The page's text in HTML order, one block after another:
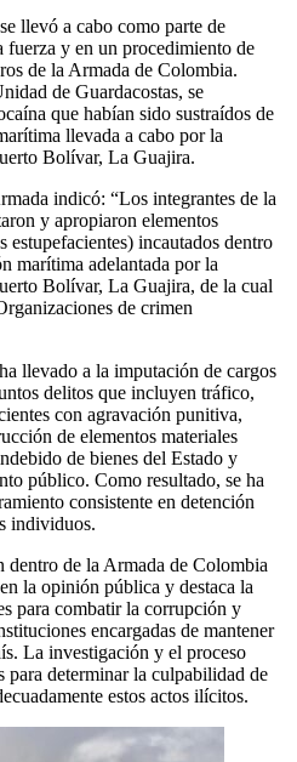
llevó a cabo como parte de
fuerza y en un procedimiento de
de la Armada de Colombia.
de Guardacostas, se
que habían sido sustraídos de
llevada a cabo por la
Bolívar, La Guajira.
indicó: “Los integrantes de la
y apropiaron elementos
estupefacientes) incautados dentro
marítima adelantada por la
Bolívar, La Guajira, de la cual
de crimen
llevado a la imputación de cargos
delitos que incluyen tráfico,
con agravación punitiva,
de elementos materiales
de bienes del Estado y
público. Como resultado, se ha
consistente en detención
individuos.
dentro de la Armada de Colombia
la opinión pública y destaca la
para combatir la corrupción y
encargadas de mantener
La investigación y el proceso
para determinar la culpabilidad de
estos actos ilícitos.